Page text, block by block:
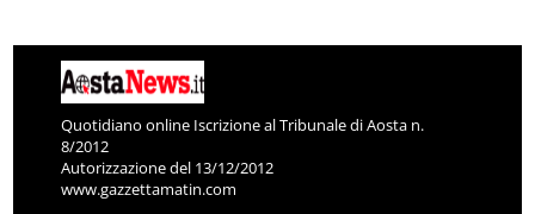
Quotidiano online Iscrizione al Tribunale di Aosta n.
8/2012
Autorizzazione del 13/12/2012
www.gazzettamatin.com